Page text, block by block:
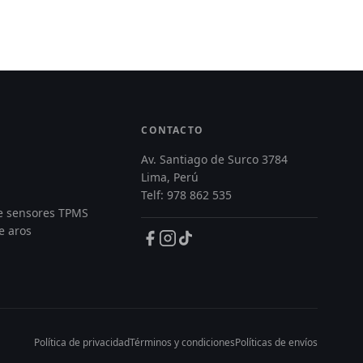
TPMS
aros
CONTACTO
Av. Santiago de Surco 3784
Lima, Perú
Telf: 978 862 535
Política de privacidadTérminos y condicionesPolíticas de envíos